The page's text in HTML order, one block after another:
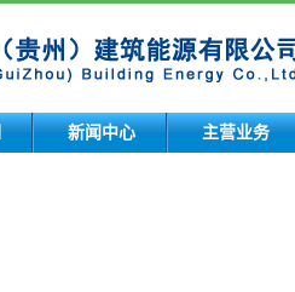
新闻中心 主营业务